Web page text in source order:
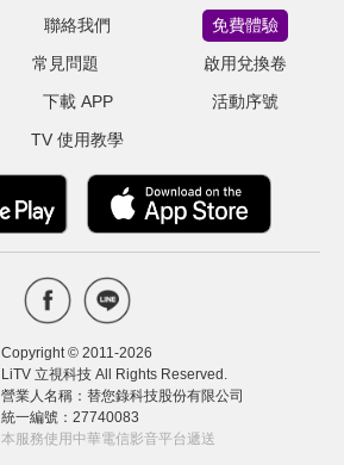
聯絡我們
常見問題
下載 APP
TV 使用教學
免費體驗
啟用兌換卷
活動序號
Copyright © 2011-2026
LiTV 立視科技 All Rights Reserved.
營業人名稱：替您錄科技股份有限公司
統一編號：27740083
本服務使用中華電信影音平台遞送